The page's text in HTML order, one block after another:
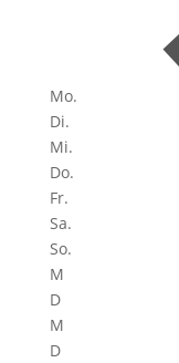
Mo.
Di.
Mi.
Do.
Fr.
Sa.
So.
M
D
M
D